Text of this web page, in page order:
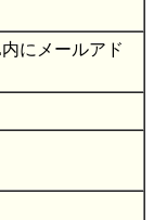
にメールアド